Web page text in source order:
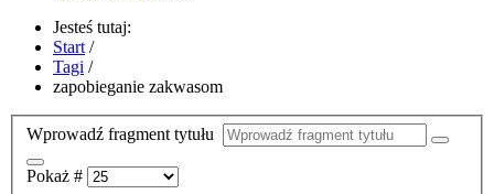
Jesteś tutaj:
Start /
Tagi /
zapobieganie zakwasom
Wprowadź fragment tytułu
Pokaż #